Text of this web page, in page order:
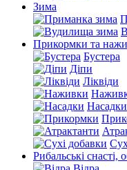
Зима
Прикормки та
Бустера
Діпи
Ліквіди
Насадки
Рибальські снасті,